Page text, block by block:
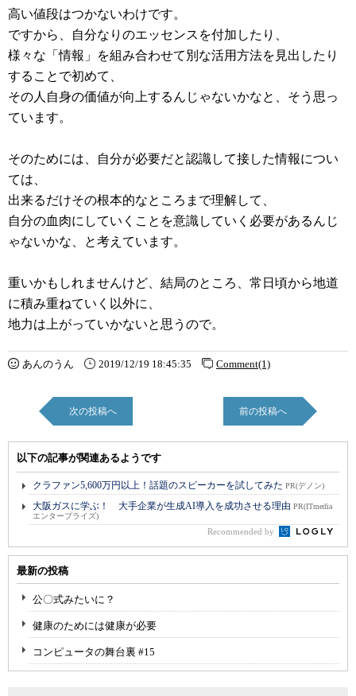
高い値段はつかないわけです。
ですから、自分なりのエッセンスを付加したり、
様々な「情報」を組み合わせて別な活用方法を見出したり
することで初めて、
その人自身の価値が向上するんじゃないかなと、そう思っ
ています。
そのためには、自分が必要だと認識して接した情報につい
ては、
出来るだけその根本的なところまで理解して、
自分の血肉にしていくことを意識していく必要があるんじ
ゃないかな、と考えています。
重いかもしれませんけど、結局のところ、常日頃から地道
に積み重ねていく以外に、
地力は上がっていかないと思うので。
あんのうん 2019/12/19 18:45:35 Comment(1)
次の投稿へ 前の投稿へ
以下の記事が関連あるようです
クラファン5,600万円以上！話題のスピーカーを試してみた PR(デノン)
大阪ガスに学ぶ！ 大手企業が生成AI導入を成功させる理由 PR(ITmedia
エンタープライズ)
Recommended by
最新の投稿
公〇式みたいに？
健康のためには健康が必要
コンピュータの舞台裏 #15